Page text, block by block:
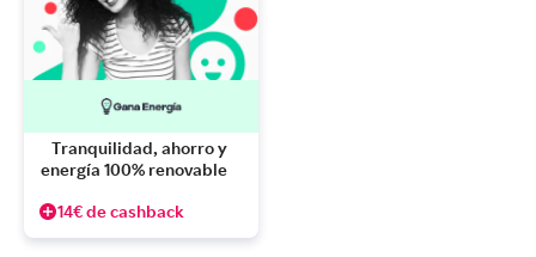
Tranquilidad, ahorro y
14€ de cashback